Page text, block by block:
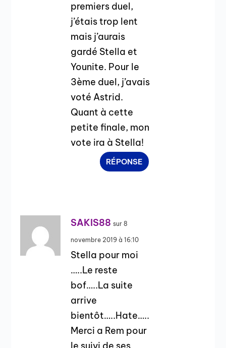
premiers duel,
j’étais trop lent
mais j’aurais
gardé Stella et
Younite. Pour le
3ème duel, j’avais
voté Astrid.
Quant à cette
petite finale, mon
vote ira à Stella!
RÉPONSE
SAKIS88 sur 8
novembre 2019 à 16:10
Stella pour moi
…..Le reste
bof…..La suite
arrive
bientôt…..Hate…..
Merci a Rem pour